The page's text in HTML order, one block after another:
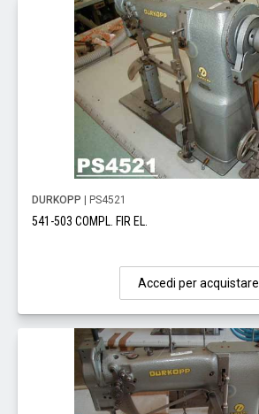
DURKOPP | PS4521
541-503 COMPL. FIR EL.
Accedi per acquistare